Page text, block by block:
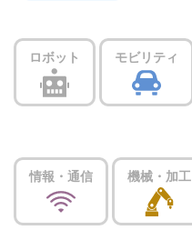
ロボット モビリティ
情報・通信 機械・加工